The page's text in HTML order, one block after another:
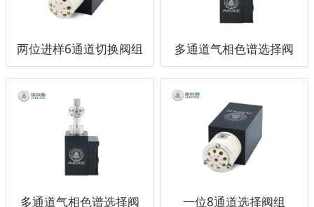
两位进样6通道切换阀组 多通道气相色谱选择阀
多通道气相色谱选择阀 一位8通道选择阀组